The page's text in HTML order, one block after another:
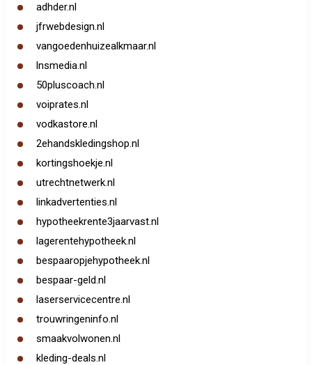
adhder.nl
jfrwebdesign.nl
vangoedenhuizealkmaar.nl
lnsmedia.nl
50pluscoach.nl
voiprates.nl
vodkastore.nl
2ehandskledingshop.nl
kortingshoekje.nl
utrechtnetwerk.nl
linkadvertenties.nl
hypotheekrente3jaarvast.nl
lagerentehypotheek.nl
bespaaropjehypotheek.nl
bespaar-geld.nl
laserservicecentre.nl
trouwringeninfo.nl
smaakvolwonen.nl
kleding-deals.nl